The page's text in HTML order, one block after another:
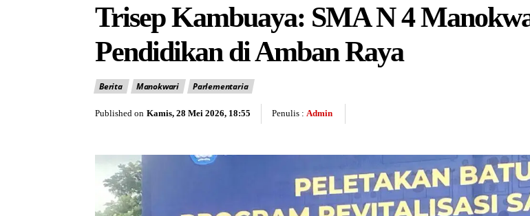
Trisep Kambuaya: SMA N 4
Pendidikan di Amban Raya
Berita Manokwari Parlementaria
Published on Kamis, 28 Mei 2026, 18:55 Penulis : Admin